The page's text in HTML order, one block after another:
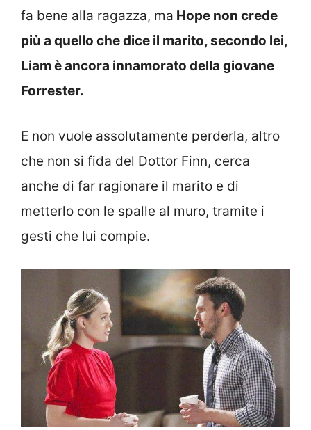
fa bene alla ragazza, ma Hope non crede
più a quello che dice il marito, secondo lei,
Liam è ancora innamorato della giovane
Forrester.
E non vuole assolutamente perderla, altro
che non si fida del Dottor Finn, cerca
anche di far ragionare il marito e di
metterlo con le spalle al muro, tramite i
gesti che lui compie.